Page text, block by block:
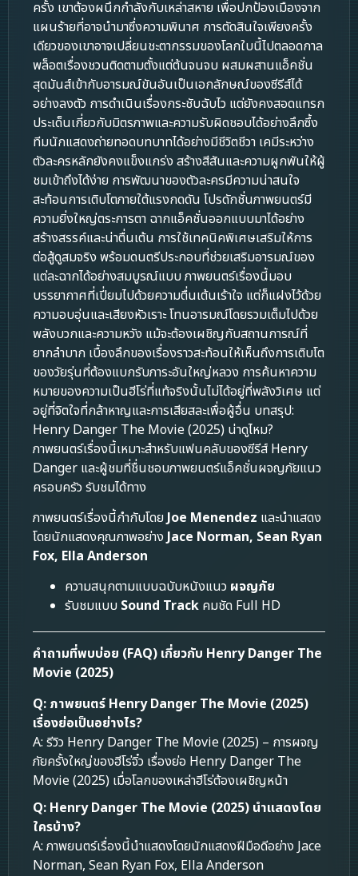
ครั้ง เขาต้องผนึกกำลังกับเหล่าสหาย เพื่อปกป้องเมืองจาก
แผนร้ายที่อาจนำมาซึ่งความพินาศ การตัดสินใจเพียงครั้ง
เดียวของเขาอาจเปลี่ยนชะตากรรมของโลกใบนี้ไปตลอดกาล
พล็อตเรื่องชวนติดตามตั้งแต่ต้นจนจบ ผสมผสานแอ็คชั่น
สุดมันส์เข้ากับอารมณ์ขันอันเป็นเอกลักษณ์ของซีรีส์ได้
อย่างลงตัว การดำเนินเรื่องกระชับฉับไว แต่ยังคงสอดแทรก
ประเด็นเกี่ยวกับมิตรภาพและความรับผิดชอบได้อย่างลึกซึ้ง
ทีมนักแสดงถ่ายทอดบทบาทได้อย่างมีชีวิตชีวา เคมีระหว่าง
ตัวละครหลักยังคงแข็งแกร่ง สร้างสีสันและความผูกพันให้ผู้
ชมเข้าถึงได้ง่าย การพัฒนาของตัวละครมีความน่าสนใจ
สะท้อนการเติบโตภายใต้แรงกดดัน โปรดักชั่นภาพยนตร์มี
ความยิ่งใหญ่ตระการตา ฉากแอ็คชั่นออกแบบมาได้อย่าง
สร้างสรรค์และน่าตื่นเต้น การใช้เทคนิคพิเศษเสริมให้การ
ต่อสู้ดูสมจริง พร้อมดนตรีประกอบที่ช่วยเสริมอารมณ์ของ
แต่ละฉากได้อย่างสมบูรณ์แบบ ภาพยนตร์เรื่องนี้มอบ
บรรยากาศที่เปี่ยมไปด้วยความตื่นเต้นเร้าใจ แต่ก็แฝงไว้ด้วย
ความอบอุ่นและเสียงหัวเราะ โทนอารมณ์โดยรวมเต็มไปด้วย
พลังบวกและความหวัง แม้จะต้องเผชิญกับสถานการณ์ที่
ยากลำบาก เบื้องลึกของเรื่องราวสะท้อนให้เห็นถึงการเติบโต
ของวัยรุ่นที่ต้องแบกรับภาระอันใหญ่หลวง การค้นหาความ
หมายของความเป็นฮีโร่ที่แท้จริงนั้นไม่ได้อยู่ที่พลังวิเศษ แต่
อยู่ที่จิตใจที่กล้าหาญและการเสียสละเพื่อผู้อื่น บทสรุป:
Henry Danger The Movie (2025) น่าดูไหม?
ภาพยนตร์เรื่องนี้เหมาะสำหรับแฟนคลับของซีรีส์ Henry
Danger และผู้ชมที่ชื่นชอบภาพยนตร์แอ็คชั่นผจญภัยแนว
ครอบครัว รับชมได้ทาง
ภาพยนตร์เรื่องนี้กำกับโดยJoe Menendez และนำแสดง
โดยนักแสดงคุณภาพอย่างJace Norman, Sean Ryan
Fox, Ella Anderson
ความสนุกตามแบบฉบับหนังแนว ผจญภัย
รับชมแบบ Sound Track คมชัด Full HD
คำถามที่พบบ่อย (FAQ) เกี่ยวกับ Henry Danger The
Movie (2025)
Q: ภาพยนตร์ Henry Danger The Movie (2025)
เรื่องย่อเป็นอย่างไร?
A: รีวิว Henry Danger The Movie (2025) – การผจญ
ภัยครั้งใหญ่ของฮีโร่จิ๋ว เรื่องย่อ Henry Danger The
Movie (2025) เมื่อโลกของเหล่าฮีโร่ต้องเผชิญหน้า
Q: Henry Danger The Movie (2025) นำแสดงโดย
ใครบ้าง?
A: ภาพยนตร์เรื่องนี้นำแสดงโดยนักแสดงฝีมือดีอย่าง Jace
Norman, Sean Ryan Fox, Ella Anderson